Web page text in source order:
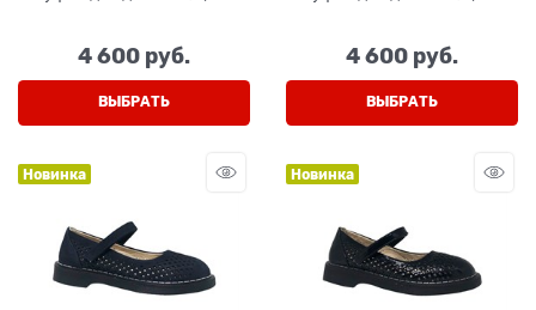
4 600 руб.
ВЫБРАТЬ
4 600 руб.
ВЫБРАТЬ
Новинка Новинка